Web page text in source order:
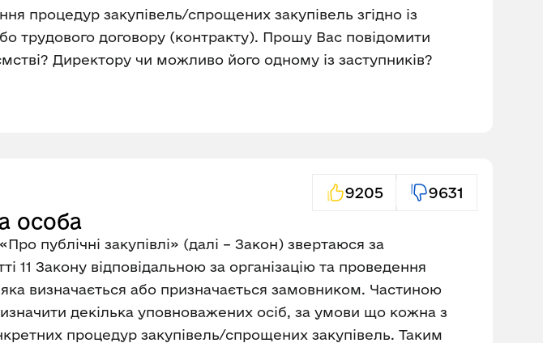
процедур закупівель/спрощених закупівель згідно із
трудового договору (контракту). Прошу Вас повідомити
Директору чи можливо його одному із заступників?
9205 9631
особа
публічні закупівлі» (далі – Закон) звертаюся за
11 Закону відповідальною за організацію та проведення
визначається або призначається замовником. Частиною
декілька уповноважених осіб, за умови що кожна з
процедур закупівель/спрощених закупівель. Таким